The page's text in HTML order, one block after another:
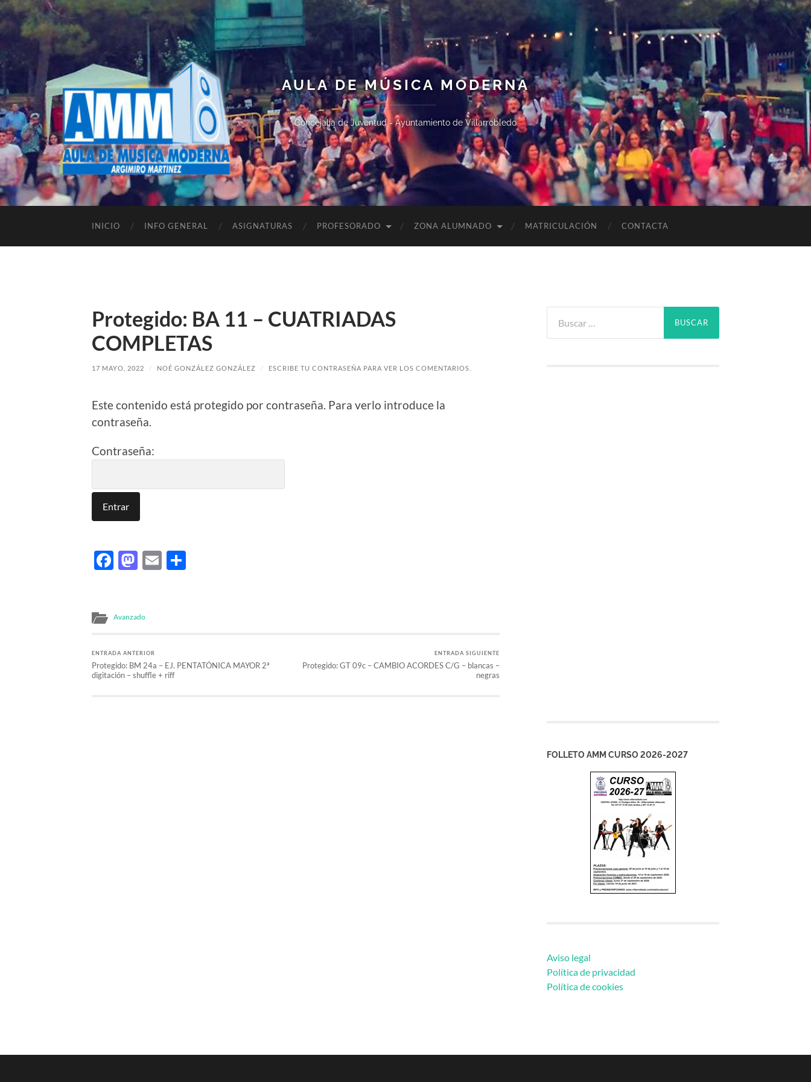
AULA DE MÚSICA MODERNA
Concejalía de Juventud - Ayuntamiento de Villarrobledo
INICIO INFO GENERAL ASIGNATURAS PROFESORADO ZONA ALUMNADO MATRICULACIÓN CONTACTA
Protegido: BA 11 – CUATRIADAS
COMPLETAS
17 MAYO, 2022 / NOÉ GONZÁLEZ GONZÁLEZ / ESCRIBE TU CONTRASEÑA PARA VER LOS COMENTARIOS.
Este contenido está protegido por contraseña. Para verlo introduce la
contraseña.
Contraseña:
Facebook
Mastodon
Email
Avanzado
ENTRADA ANTERIOR
Protegido: BM 24a – EJ. PENTATÓNICA MAYOR 2ª
digitación – shuffle + riff
ENTRADA SIGUIENTE
Protegido: GT 09c – CAMBIO ACORDES C/G – blancas –
negras
FOLLETO AMM CURSO 2026-2027
Aviso legal
Política de privacidad
Política de cookies